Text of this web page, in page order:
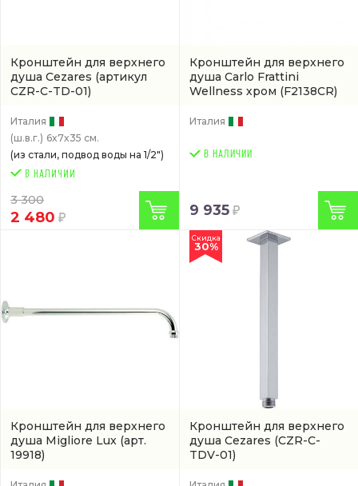
Кронштейн для верхнего
душа Cezares (артикул
CZR-C-TD-01)
Италия
(ш.в.г.) 6x7x35 см.
(из стали, подвод воды на 1/2")
3 300
2 480
Кронштейн для верхнего
душа Carlo Frattini
Wellness хром (F2138CR)
Италия
В НАЛИЧИИ
9 935
Кронштейн для верхнего
душа Migliore Lux (арт.
19918)
Кронштейн для верхнего
душа Cezares (CZR-C-
TDV-01)
Скидка
30%